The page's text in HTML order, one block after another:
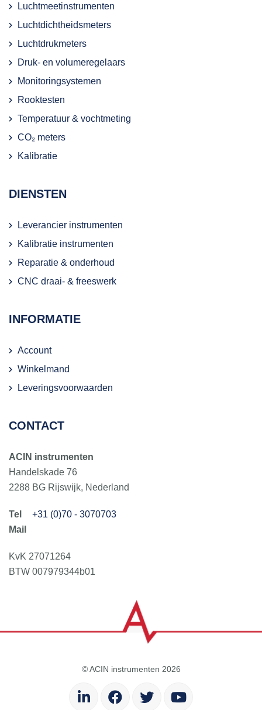
Luchtmeetinstrumenten
Luchtdichtheidsmeters
Luchtdrukmeters
Druk- en volumeregelaars
Monitoringsystemen
Rooktesten
Temperatuur & vochtmeting
CO₂ meters
Kalibratie
DIENSTEN
Leverancier instrumenten
Kalibratie instrumenten
Reparatie & onderhoud
CNC draai- & freeswerk
INFORMATIE
Account
Winkelmand
Leveringsvoorwaarden
CONTACT
ACIN instrumenten
Handelskade 76
2288 BG Rijswijk, Nederland
+31 (0)70 - 3070703
KvK 27071264
BTW 007979344b01
© ACIN instrumenten 2026